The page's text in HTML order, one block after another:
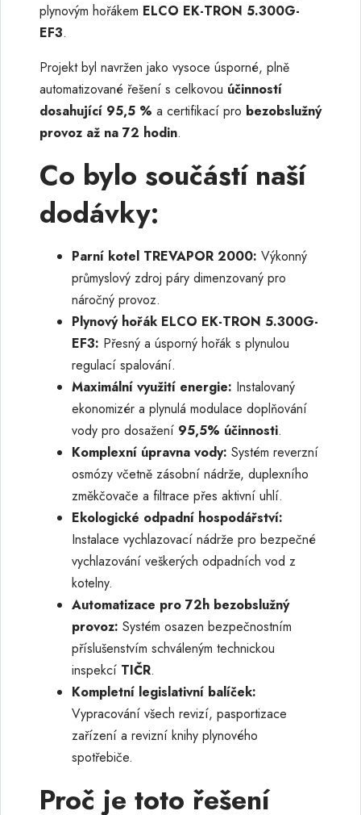
plynovým hořákem ELCO EK-TRON 5.300G-
EF3.
Projekt byl navržen jako vysoce úsporné, plně
automatizované řešení s celkovou účinností
dosahující 95,5 % a certifikací pro bezobslužný
provoz až na 72 hodin.
Co bylo součástí naší
dodávky:
Parní kotel TREVAPOR 2000: Výkonný
průmyslový zdroj páry dimenzovaný pro
náročný provoz.
Plynový hořák ELCO EK-TRON 5.300G-
EF3: Přesný a úsporný hořák s plynulou
regulací spalování.
Maximální využití energie: Instalovaný
ekonomizér a plynulá modulace doplňování
vody pro dosažení 95,5% účinnosti.
Komplexní úpravna vody: Systém reverzní
osmózy včetně zásobní nádrže, duplexního
změkčovače a filtrace přes aktivní uhlí.
Ekologické odpadní hospodářství:
Instalace vychlazovací nádrže pro bezpečné
vychlazování veškerých odpadních vod z
kotelny.
Automatizace pro 72h bezobslužný
provoz: Systém osazen bezpečnostním
příslušenstvím schváleným technickou
inspekcí TIČR.
Kompletní legislativní balíček:
Vypracování všech revizí, pasportizace
zařízení a revizní knihy plynového
spotřebiče.
Proč je toto řešení